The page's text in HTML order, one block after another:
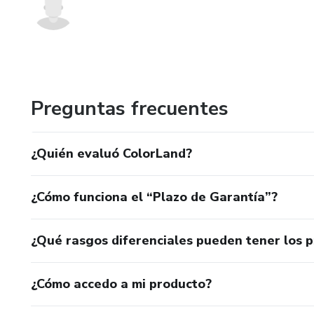
Preguntas frecuentes
¿Quién evaluó ColorLand?
¿Cómo funciona el “Plazo de Garantía”?
¿Qué rasgos diferenciales pueden tener los
¿Cómo accedo a mi producto?